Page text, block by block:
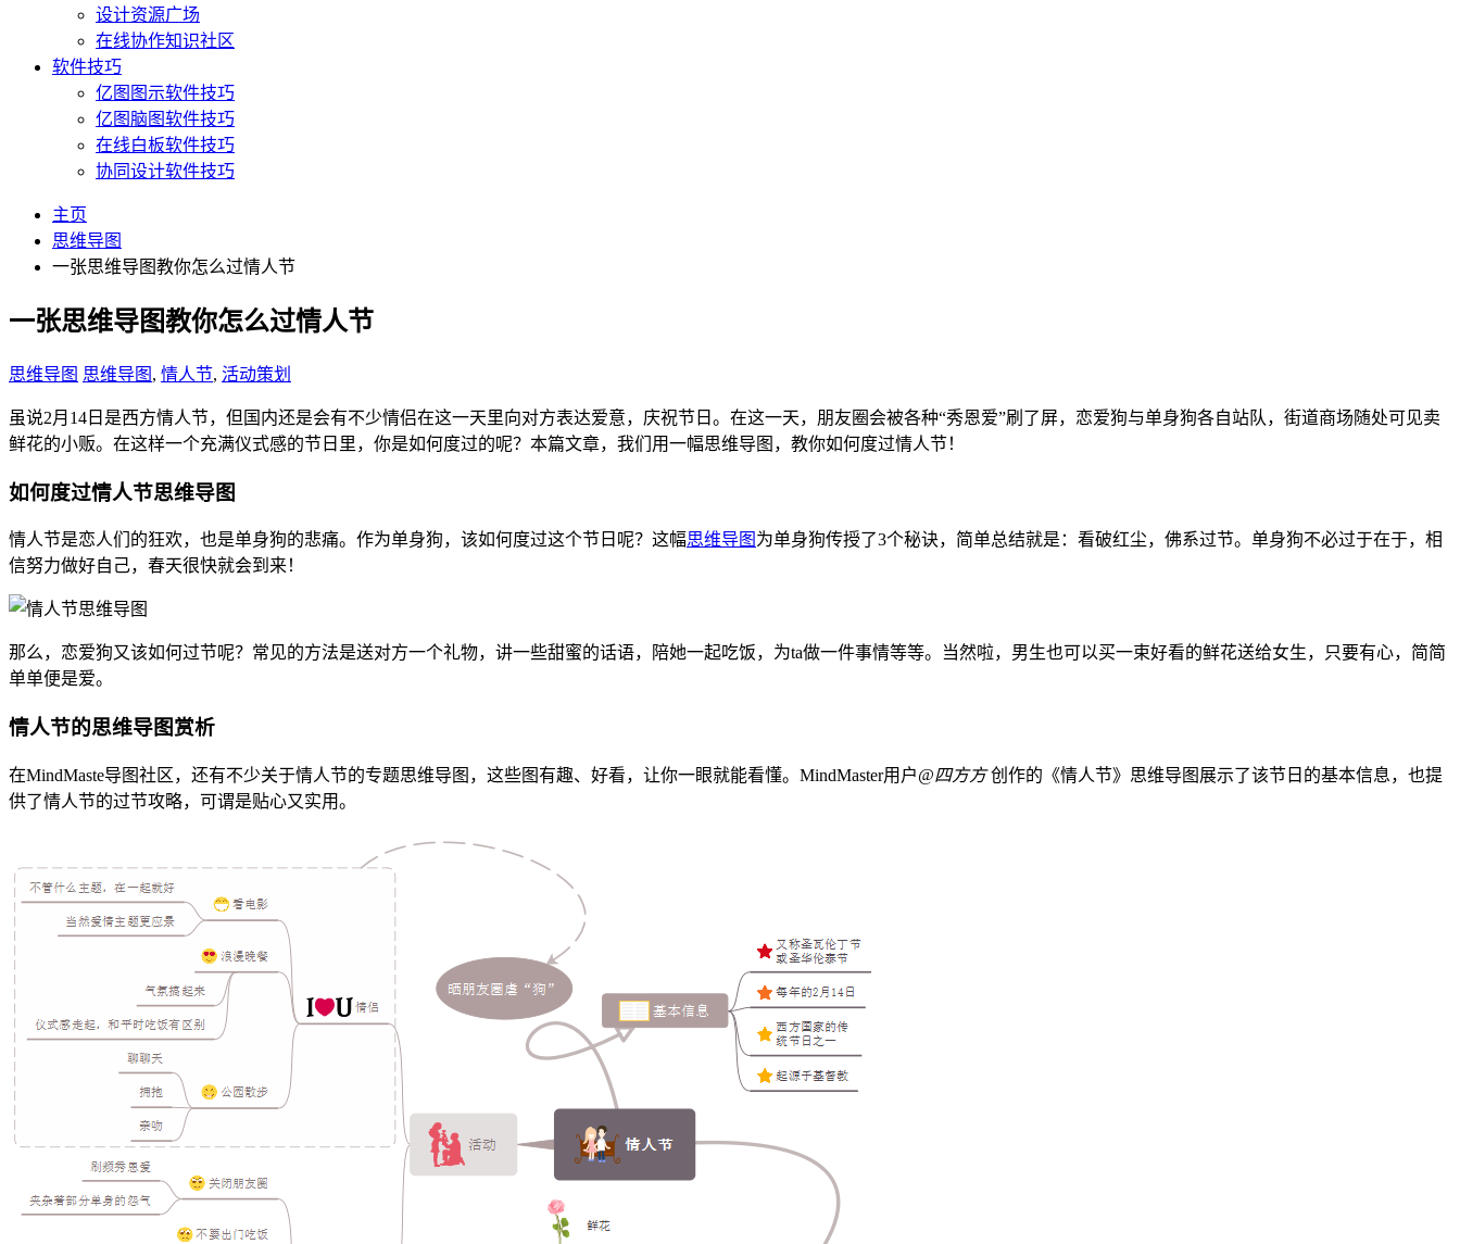
设计资源广场
在线协作知识社区
软件技巧
亿图图示软件技巧
亿图脑图软件技巧
在线白板软件技巧
协同设计软件技巧
主页
思维导图
一张思维导图教你怎么过情人节
一张思维导图教你怎么过情人节
思维导图 思维导图 , 情人节, 活动策划
虽说2月14日是西方情人节，但国内还是会有不少情侣在这一天里向对方表达爱意，庆祝节日。在这一天，朋友圈会被各种“秀恩爱”刷了屏，恋爱狗与单身狗各自站队，街道商场随处可见卖
鲜花的小贩。在这样一个充满仪式感的节日里，你是如何度过的呢？本篇文章，我们用一幅思维导图，教你如何度过情人节！
如何度过情人节思维导图
情人节是恋人们的狂欢，也是单身狗的悲痛。作为单身狗，该如何度过这个节日呢？这幅思维导图 为单身狗传授了3个秘诀，简单总结就是：看破红尘，佛系过节。单身狗不必过于在于，相
信努力做好自己，春天很快就会到来！
那么，恋爱狗又该如何过节呢？常见的方法是送对方一个礼物，讲一些甜蜜的话语，陪她一起吃饭，为ta做一件事情等等。当然啦，男生也可以买一束好看的鲜花送给女生，只要有心，简简
单单便是爱。
情人节的思维导图赏析
在MindMaste导图社区，还有不少关于情人节的专题思维导图，这些图有趣、好看，让你一眼就能看懂。MindMaster用户@四方方创作的《情人节》思维导图展示了该节日的基本信息，也提
供了情人节的过节攻略，可谓是贴心又实用。